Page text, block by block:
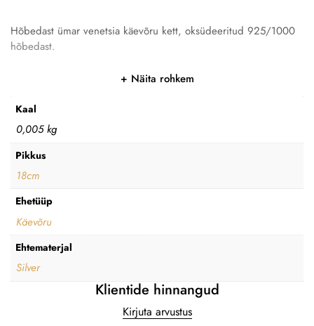
Hõbedast ümar venetsia käevõru kett, oksüdeeritud 925/1000
hõbedast.
Näita rohkem
Kaal
0,005 kg
Pikkus
18cm
Ehetüüp
Käevõru
Ehtematerjal
Silver
Klientide hinnangud
Kirjuta arvustus